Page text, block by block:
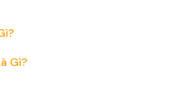
Gì?